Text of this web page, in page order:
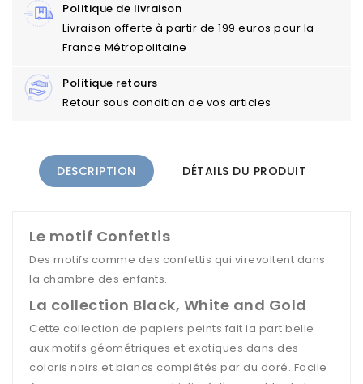
Politique de livraison
Livraison offerte à partir de 199 euros pour la
France Métropolitaine
Politique retours
Retour sous condition de vos articles
DESCRIPTION DÉTAILS DU PRODUIT
Le motif Confettis
Des motifs comme des confettis qui virevoltent dans
la chambre des enfants.
La collection Black, White and Gold
Cette collection de papiers peints fait la part belle
aux motifs géométriques et exotiques dans des
coloris noirs et blancs complétés par du doré. Facile